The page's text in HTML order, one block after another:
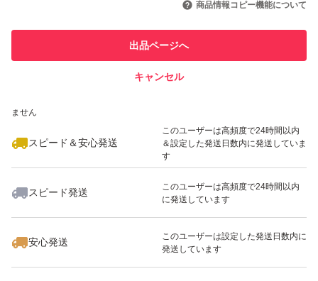
での取引実績があります
ません
スピード＆安心発送
このユーザーは高頻度で24時間以内
＆設定した発送日数内に発送していま
す
スピード発送
このユーザーは高頻度で24時間以内
に発送しています
安心発送
このユーザーは設定した発送日数内に
発送しています
商品情報コピー機能について
出品ページへ
キャンセル
いいね！
4,500